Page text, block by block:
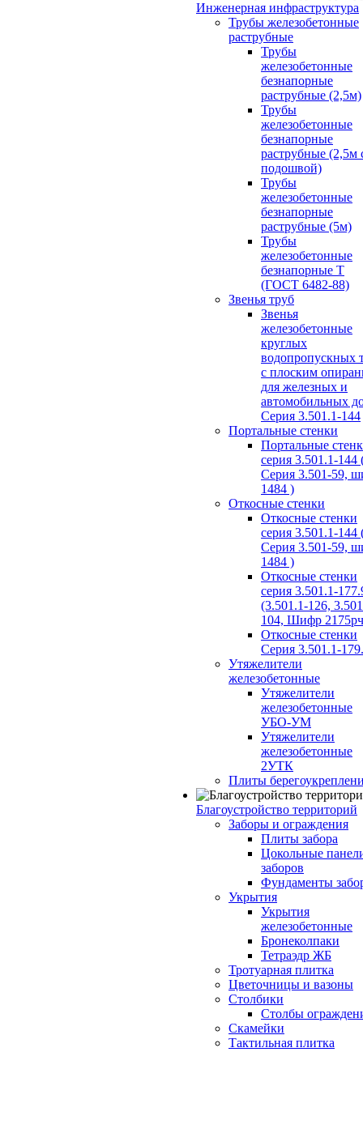
Инженерная инфраструктура
Трубы железобетонные
раструбные
Трубы
железобетонные
безнапорные
раструбные (2,5м)
Трубы
железобетонные
безнапорные
раструбные (2,5м
подошвой)
Трубы
железобетонные
безнапорные
раструбные (5м)
Трубы
железобетонные
безнапорные Т
(ГОСТ 6482-88)
Звенья труб
Звенья
железобетонные
круглых
водопропускных
с плоским
для железных и
автомобильных
Серия 3.501.1-144
Портальные стенки
Портальные
серия 3.501.1-144
Серия 3.501-59,
1484 )
Откосные стенки
Откосные стенки
серия 3.501.1-144
Серия 3.501-59,
1484 )
Откосные стенки
серия 3.501.1-
(3.501.1-126,
104, Шифр
Откосные стенки
Серия 3.501.1-
Утяжелители
железобетонные
Утяжелители
железобетонные
УБО-УМ
Утяжелители
железобетонные
2УТК
Плиты
Благоустройство территорий
Заборы и ограждения
Плиты забора
Цокольные
заборов
Фундаменты
Укрытия
Укрытия
железобетонные
Бронеколпаки
Тетраэдр ЖБ
Тротуарная плитка
Цветочницы и вазоны
Столбики
Столбы
Скамейки
Тактильная плитка